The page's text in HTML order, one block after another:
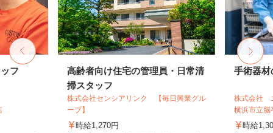
フ
高齢者向け住宅の管理員・日常清
掃スタッフ
株式会社センシアリンク 【毎日興業グル
ープ】
時給1,270円
手術器材
株式会社
横浜市立脳
時給